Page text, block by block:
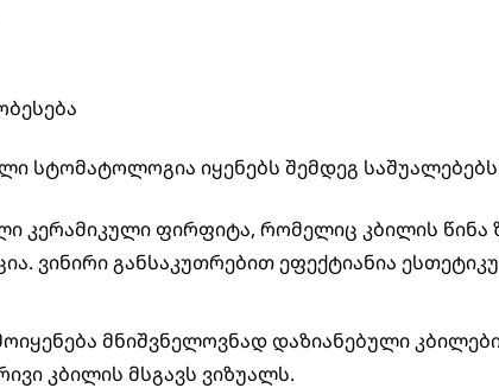
სტომატოლოგია იყენებს შემდეგ
კერამიკული ფირფიტა, რომელიც კბილის წინა
ვინირი განსაკუთრებით ეფექტიანია
მნიშვნელოვნად დაზიანებული
კბილის მსგავს ვიზუალს.